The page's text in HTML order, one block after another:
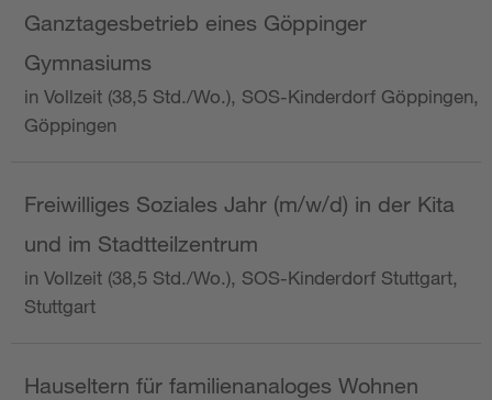
Ganztagesbetrieb eines Göppinger
Gymnasiums
in Vollzeit (38,5 Std./Wo.), SOS-Kinderdorf Göppingen,
Göppingen
Freiwilliges Soziales Jahr (m/w/d) in der Kita
und im Stadtteilzentrum
in Vollzeit (38,5 Std./Wo.), SOS-Kinderdorf Stuttgart,
Stuttgart
Hauseltern für familienanaloges Wohnen